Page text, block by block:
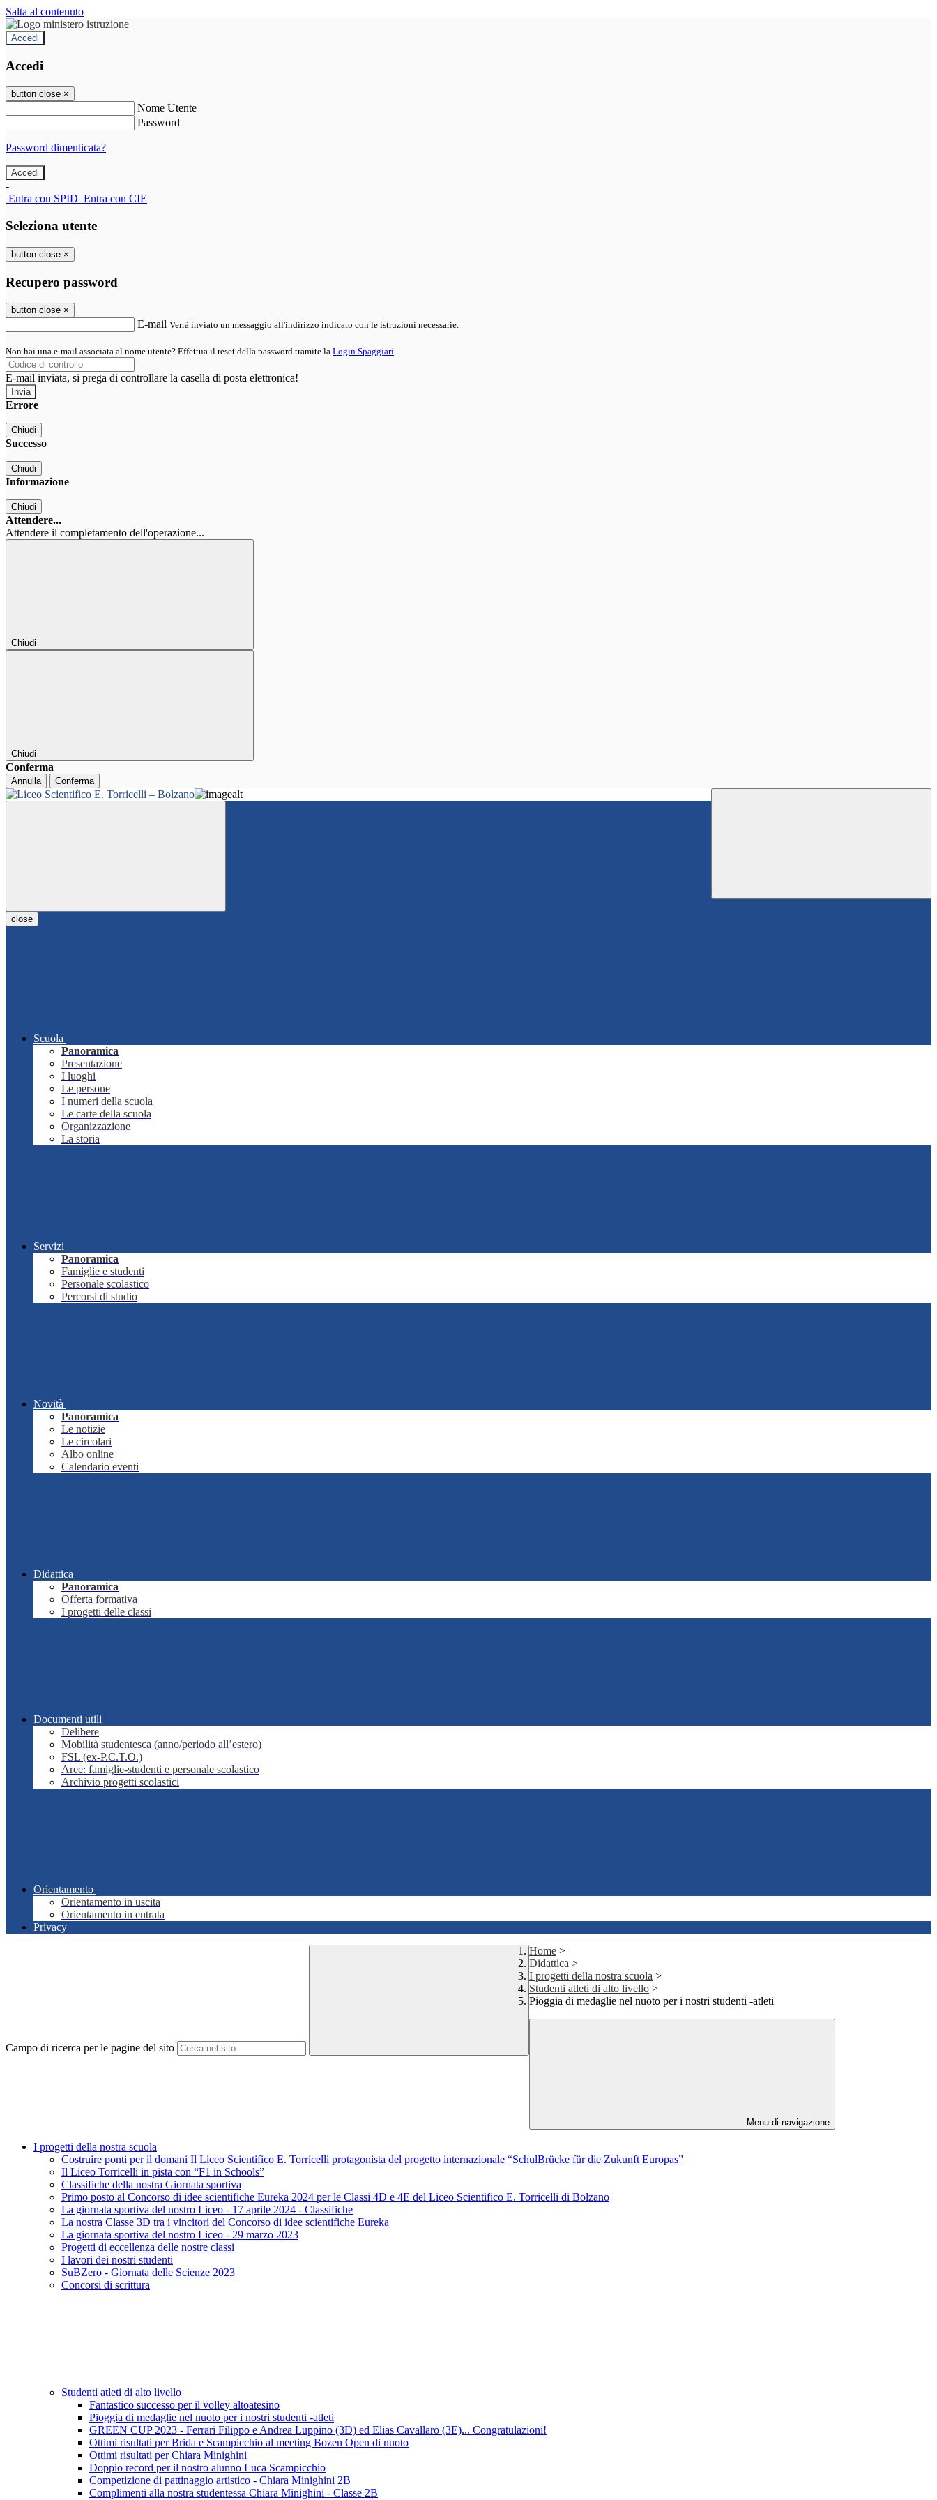
Salta al contenuto
Accedi
Accedi
button close ×
Nome Utente
Password
Password dimenticata?
-
Entra con SPID Entra con CIE
Seleziona utente
button close ×
Recupero password
button close ×
E-mail Verrà inviato un messaggio all'indirizzo indicato con le istruzioni necessarie.
Non hai una e-mail associata al nome utente? Effettua il reset della password tramite la Login Spaggiari
E-mail inviata, si prega di controllare la casella di posta elettronica!
Errore
Chiudi
Successo
Chiudi
Informazione
Chiudi
Attendere...
Attendere il completamento dell'operazione...
Chiudi
Chiudi
Conferma
Annulla Conferma
close
Scuola
Panoramica
Presentazione
I luoghi
Le persone
I numeri della scuola
Le carte della scuola
Organizzazione
La storia
Servizi
Panoramica
Famiglie e studenti
Personale scolastico
Percorsi di studio
Novità
Panoramica
Le notizie
Le circolari
Albo online
Calendario eventi
Didattica
Panoramica
Offerta formativa
I progetti delle classi
Documenti utili
Delibere
Mobilità studentesca (anno/periodo all’estero)
FSL (ex-P.C.T.O.)
Aree: famiglie-studenti e personale scolastico
Archivio progetti scolastici
Orientamento
Orientamento in uscita
Orientamento in entrata
Privacy
Campo di ricerca per le pagine del sito
Home >
Didattica >
I progetti della nostra scuola >
Studenti atleti di alto livello >
Pioggia di medaglie nel nuoto per i nostri studenti -atleti
Menu di navigazione
I progetti della nostra scuola
Costruire ponti per il domani Il Liceo Scientifico E. Torricelli protagonista del progetto internazionale “SchulBrücke für die Zukunft Europas”
Il Liceo Torricelli in pista con “F1 in Schools”
Classifiche della nostra Giornata sportiva
Primo posto al Concorso di idee scientifiche Eureka 2024 per le Classi 4D e 4E del Liceo Scientifico E. Torricelli di Bolzano
La giornata sportiva del nostro Liceo - 17 aprile 2024 - Classifiche
La nostra Classe 3D tra i vincitori del Concorso di idee scientifiche Eureka
La giornata sportiva del nostro Liceo - 29 marzo 2023
Progetti di eccellenza delle nostre classi
I lavori dei nostri studenti
SuBZero - Giornata delle Scienze 2023
Concorsi di scrittura
Studenti atleti di alto livello
Fantastico successo per il volley altoatesino
Pioggia di medaglie nel nuoto per i nostri studenti -atleti
GREEN CUP 2023 - Ferrari Filippo e Andrea Luppino (3D) ed Elias Cavallaro (3E)... Congratulazioni!
Ottimi risultati per Brida e Scampicchio al meeting Bozen Open di nuoto
Ottimi risultati per Chiara Minighini
Doppio record per il nostro alunno Luca Scampicchio
Competizione di pattinaggio artistico - Chiara Minighini 2B
Complimenti alla nostra studentessa Chiara Minighini - Classe 2B